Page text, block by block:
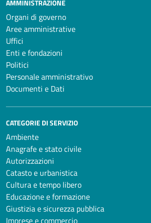
AMMINISTRAZIONE
Organi di governo
Aree amministrative
Uffici
Enti e fondazioni
Politici
Personale amministrativo
Documenti e Dati
CATEGORIE DI SERVIZIO
Ambiente
Anagrafe e stato civile
Autorizzazioni
Catasto e urbanistica
Cultura e tempo libero
Educazione e formazione
Giustizia e sicurezza pubblica
Imprese e commercio